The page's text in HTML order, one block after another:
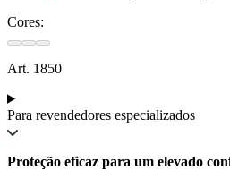
Cores:
Art. 1850
Para revendedores especializados
Proteção eficaz para um elevado